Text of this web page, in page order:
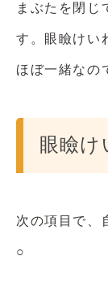
まぶたを閉じ
す。眼瞼けい
ほぼ一緒なの
眼瞼け
次の項目で、
○